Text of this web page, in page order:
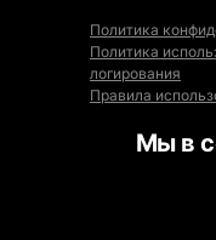
Политика
Политика
логирования
Правила
Мы в